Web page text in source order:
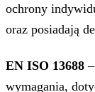
ochrony
oraz posiadają
EN ISO 13688
wymagania,